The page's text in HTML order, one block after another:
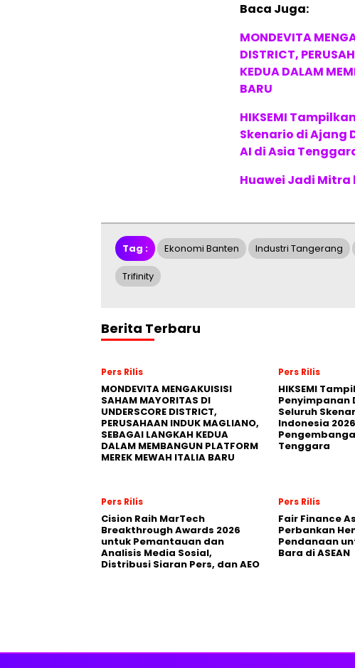
Baca Juga:
MONDEVITA
DISTRICT,
KEDUA DALAM
BARU
HIKSEMI
Skenario di Ajang
AI di Asia
Huawei Jadi Mitra
Tag : Ekonomi Banten Industri Tangerang
Trifinity
Berita Terbaru
Pers Rilis
MONDEVITA MENGAKUISISI
SAHAM MAYORITAS DI
UNDERSCORE DISTRICT,
PERUSAHAAN INDUK MAGLIANO,
SEBAGAI LANGKAH KEDUA
DALAM MEMBANGUN PLATFORM
MEREK MEWAH ITALIA BARU
Pers Rilis
HIKSEMI
Penyimpanan
Seluruh
Indonesia
Tenggara
Pers Rilis
Cision Raih MarTech
Breakthrough Awards 2026
untuk Pemantauan dan
Analisis Media Sosial,
Distribusi Siaran Pers, dan AEO
Pers Rilis
Fair Finance
Perbankan
Pendanaan
Bara di ASEAN